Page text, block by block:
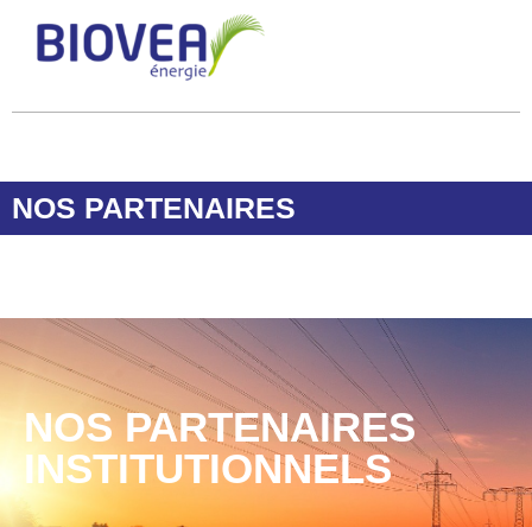
NOS PARTENAIRES
NOS PARTENAIRES
INSTITUTIONNELS